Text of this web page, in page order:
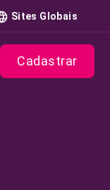
Sites Globais
Cadastrar